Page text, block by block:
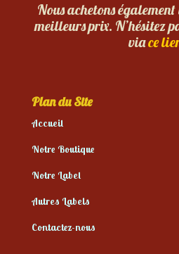
Nous achetons
meilleurs prix. N’hésitez
viace
Plan du Site
Accueil
Notre Boutique
Notre Label
Autres Labels
Contactez-nous